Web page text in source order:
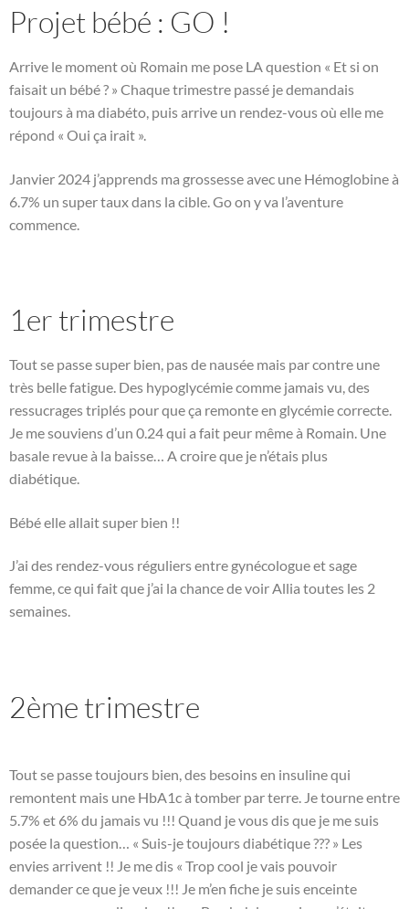
Projet bébé : GO !
Arrive le moment où Romain me pose LA question « Et si on
faisait un bébé ? » Chaque trimestre passé je demandais
toujours à ma diabéto, puis arrive un rendez-vous où elle me
répond « Oui ça irait ».
Janvier 2024 j’apprends ma grossesse avec une Hémoglobine à
6.7% un super taux dans la cible. Go on y va l’aventure
commence.
1er trimestre
Tout se passe super bien, pas de nausée mais par contre une
très belle fatigue. Des hypoglycémie comme jamais vu, des
ressucrages triplés pour que ça remonte en glycémie correcte.
Je me souviens d’un 0.24 qui a fait peur même à Romain. Une
basale revue à la baisse… A croire que je n’étais plus
diabétique.
Bébé elle allait super bien !!
J’ai des rendez-vous réguliers entre gynécologue et sage
femme, ce qui fait que j’ai la chance de voir Allia toutes les 2
semaines.
2ème trimestre
Tout se passe toujours bien, des besoins en insuline qui
remontent mais une HbA1c à tomber par terre. Je tourne entre
5.7% et 6% du jamais vu !!! Quand je vous dis que je me suis
posée la question… « Suis-je toujours diabétique ??? » Les
envies arrivent !! Je me dis « Trop cool je vais pouvoir
demander ce que je veux !!! Je m’en fiche je suis enceinte